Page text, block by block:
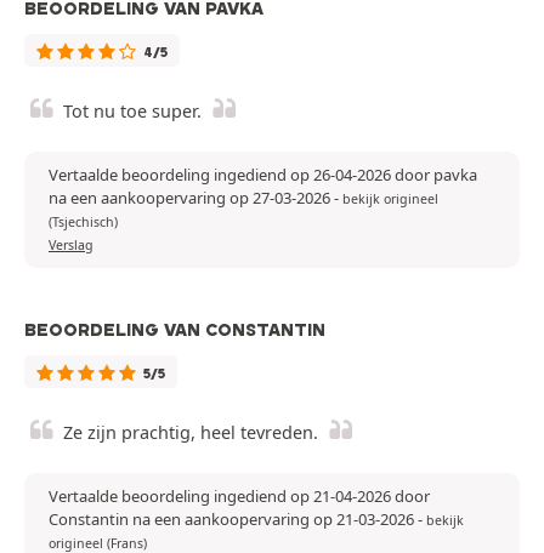
BEOORDELING VAN PAVKA
4/5
Tot nu toe super.
Vertaalde beoordeling ingediend op 26-04-2026 door pavka
na een aankoopervaring op 27-03-2026- bekijk origineel
(Tsjechisch)
Verslag
BEOORDELING VAN CONSTANTIN
5/5
Ze zijn prachtig, heel tevreden.
Vertaalde beoordeling ingediend op 21-04-2026 door
Constantin na een aankoopervaring op 21-03-2026- bekijk
origineel (Frans)